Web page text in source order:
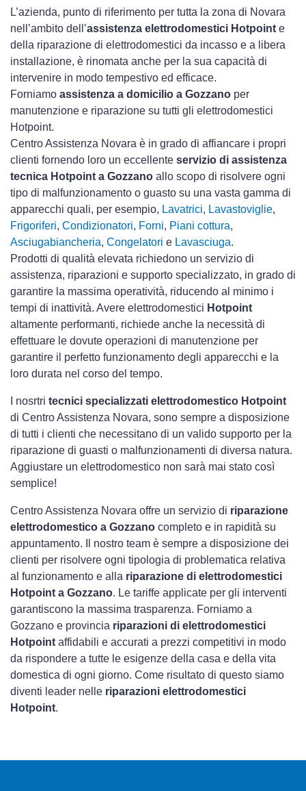
L’azienda, punto di riferimento per tutta la zona di Novara
nell’ambito dell’assistenza elettrodomestici Hotpoint e
della riparazione di elettrodomestici da incasso e a libera
installazione, è rinomata anche per la sua capacità di
intervenire in modo tempestivo ed efficace.
Forniamo assistenza a domicilio a Gozzano per
manutenzione e riparazione su tutti gli elettrodomestici
Hotpoint.
Centro Assistenza Novara è in grado di affiancare i propri
clienti fornendo loro un eccellente servizio di assistenza
tecnica Hotpoint a Gozzano allo scopo di risolvere ogni
tipo di malfunzionamento o guasto su una vasta gamma di
apparecchi quali, per esempio, Lavatrici, Lavastoviglie,
Frigoriferi, Condizionatori, Forni, Piani cottura,
Asciugabiancheria, Congelatori e Lavasciuga.
Prodotti di qualità elevata richiedono un servizio di
assistenza, riparazioni e supporto specializzato, in grado di
garantire la massima operatività, riducendo al minimo i
tempi di inattività. Avere elettrodomestici Hotpoint
altamente performanti, richiede anche la necessità di
effettuare le dovute operazioni di manutenzione per
garantire il perfetto funzionamento degli apparecchi e la
loro durata nel corso del tempo.
I nosrtri tecnici specializzati elettrodomestico Hotpoint
di Centro Assistenza Novara, sono sempre a disposizione
di tutti i clienti che necessitano di un valido supporto per la
riparazione di guasti o malfunzionamenti di diversa natura.
Aggiustare un elettrodomestico non sarà mai stato così
semplice!
Centro Assistenza Novara offre un servizio di riparazione
elettrodomestico a Gozzano completo e in rapidità su
appuntamento. Il nostro team è sempre a disposizione dei
clienti per risolvere ogni tipologia di problematica relativa
al funzionamento e alla riparazione di elettrodomestici
Hotpoint a Gozzano. Le tariffe applicate per gli interventi
garantiscono la massima trasparenza. Forniamo a
Gozzano e provincia riparazioni di elettrodomestici
Hotpoint affidabili e accurati a prezzi competitivi in modo
da rispondere a tutte le esigenze della casa e della vita
domestica di ogni giorno. Come risultato di questo siamo
diventi leader nelle riparazioni elettrodomestici
Hotpoint.